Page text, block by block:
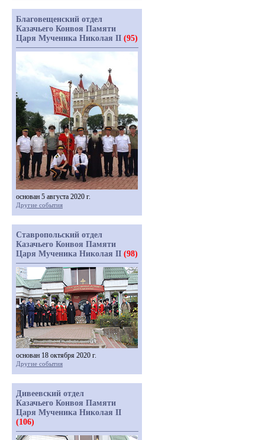
Благовещенский отдел
Казачьего Конвоя Памяти
Царя Мученика Николая II (95)
основан 5 августа 2020 г.
Другие события
Ставропольский отдел
Казачьего Конвоя Памяти
Царя Мученика Николая II (98)
основан 18 октября 2020 г.
Другие события
Дивеевский отдел
Казачьего Конвоя Памяти
Царя Мученика Николая II
(106)